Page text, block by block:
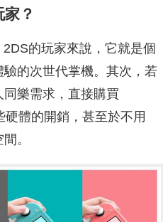
？
的玩家來說，它就是個
的次世代掌機。其次，若
樂需求，直接購買
體的開銷，甚至於不用
。